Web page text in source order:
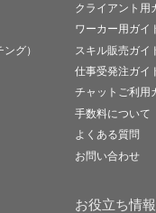
グ）
クライアント用
ワーカー用ガイ
スキル販売ガイ
仕事受発注ガイ
チャットご利用
手数料について
よくある質問
お問い合わせ
お役立ち情報